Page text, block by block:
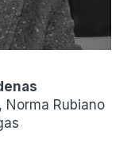
, Norma Rubiano